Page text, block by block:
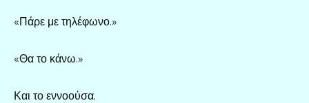
«Πάρε με τηλέφωνο.»
«Θα το κάνω.»
Και το εννοούσα.